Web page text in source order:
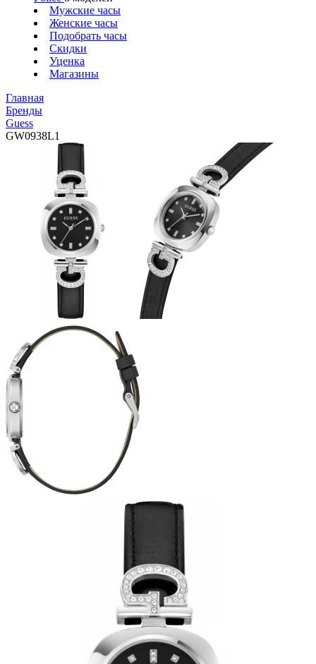
Мужские часы
Женские часы
Подобрать часы
Скидки
Уценка
Магазины
Главная
Бренды
Guess
GW0938L1